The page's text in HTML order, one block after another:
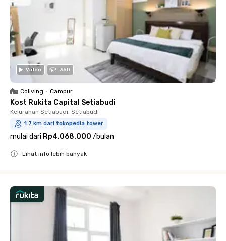
Video 360
Coliving • Campur
Kost Rukita Capital Setiabudi
Kelurahan Setiabudi, Setiabudi
1.7 km dari tokopedia tower
mulai dari Rp4.068.000 /bulan
Lihat info lebih banyak